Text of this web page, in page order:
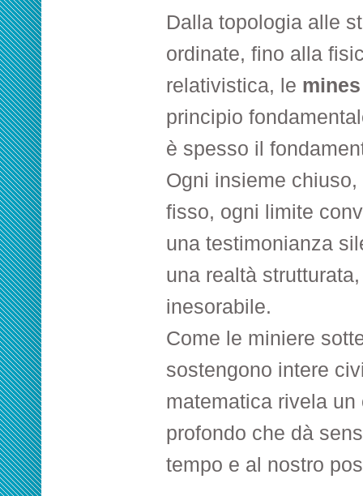
Dalla topologia alle
ordinate, fino alla
relativistica, le mines
principio
è spesso il
Ogni insieme
fisso, ogni limite
una testimonianza
una realtà
inesorabile.
Come le miniere
sostengono intere
matematica rivela un
profondo che dà
tempo e al nostro